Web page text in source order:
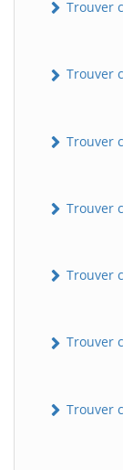
Trouver
Trouver
Trouver
Trouver
Trouver
Trouver
Trouver